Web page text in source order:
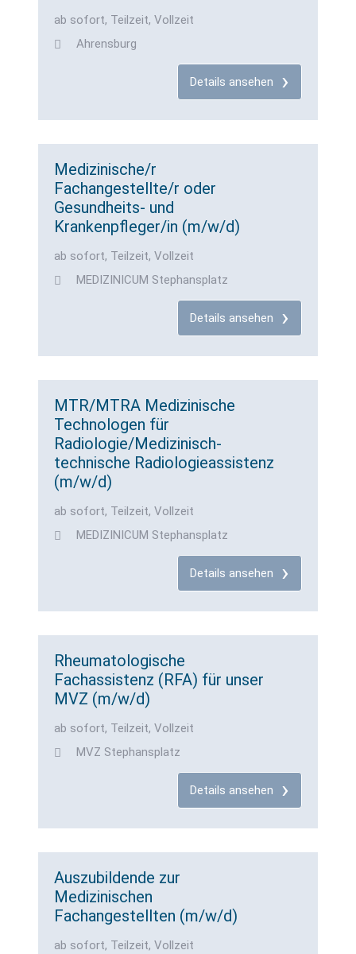
ab sofort, Teilzeit, Vollzeit
Ahrensburg
Details ansehen
Medizinische/r
Fachangestellte/r oder
Gesundheits- und
Krankenpfleger/in (m/w/d)
ab sofort, Teilzeit, Vollzeit
MEDIZINICUM Stephansplatz
Details ansehen
MTR/MTRA Medizinische
Technologen für
Radiologie/Medizinisch-
technische Radiologieassistenz
(m/w/d)
ab sofort, Teilzeit, Vollzeit
MEDIZINICUM Stephansplatz
Details ansehen
Rheumatologische
Fachassistenz (RFA) für unser
MVZ (m/w/d)
ab sofort, Teilzeit, Vollzeit
MVZ Stephansplatz
Details ansehen
Auszubildende zur
Medizinischen
Fachangestellten (m/w/d)
ab sofort, Teilzeit, Vollzeit